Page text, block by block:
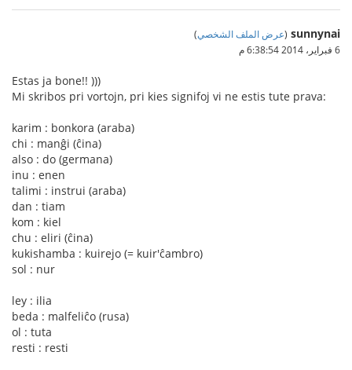
sunnynai
(عرض الملف الشخصي)
6 فبراير، 2014 6:38:54 م
Estas ja bone!! )))
Mi skribos pri vortojn, pri kies signifoj vi ne estis tute prava:
karim : bonkora (araba)
chi : manĝi (ĉina)
also : do (germana)
inu : enen
talimi : instrui (araba)
dan : tiam
kom : kiel
chu : eliri (ĉina)
kukishamba : kuirejo (= kuir'ĉambro)
sol : nur
ley : ilia
beda : malfeliĉo (rusa)
ol : tuta
resti : resti